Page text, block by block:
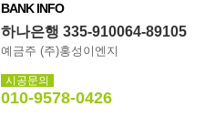
BANK INFO
하나은행 335-910064-89105
예금주 (주)홍성이엔지
시공문의
010-9578-0426